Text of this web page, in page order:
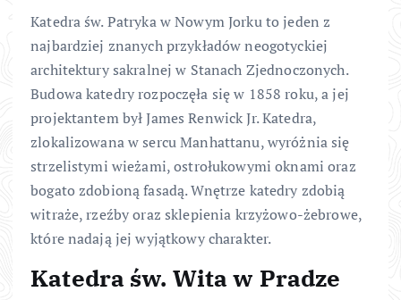
Katedra św. Patryka w Nowym Jorku to jeden z
najbardziej znanych przykładów neogotyckiej
architektury sakralnej w Stanach Zjednoczonych.
Budowa katedry rozpoczęła się w 1858 roku, a jej
projektantem był James Renwick Jr. Katedra,
zlokalizowana w sercu Manhattanu, wyróżnia się
strzelistymi wieżami, ostrołukowymi oknami oraz
bogato zdobioną fasadą. Wnętrze katedry zdobią
witraże, rzeźby oraz sklepienia krzyżowo-żebrowe,
które nadają jej wyjątkowy charakter.
Katedra św. Wita w Pradze